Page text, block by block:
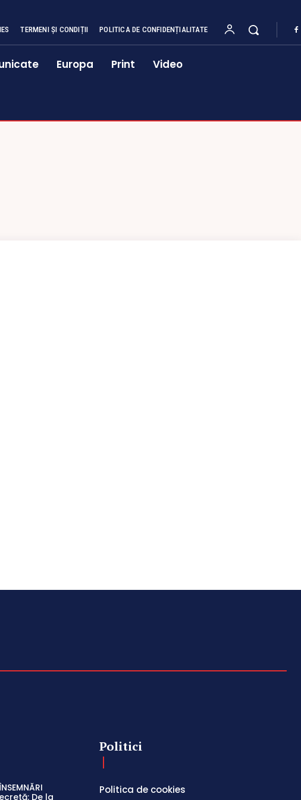
TERMENI ȘI CONDIȚII POLITICA DE CONFIDENȚIALITATE
Europa Print Video
De la
Politici
Politica de cookies